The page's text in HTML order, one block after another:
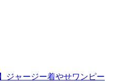
ジャージー着やせワンピー